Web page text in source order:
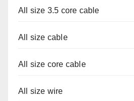
All size 3.5 core cable
All size cable
All size core cable
All size wire